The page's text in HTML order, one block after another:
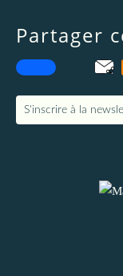
Partager
S'inscrire à la